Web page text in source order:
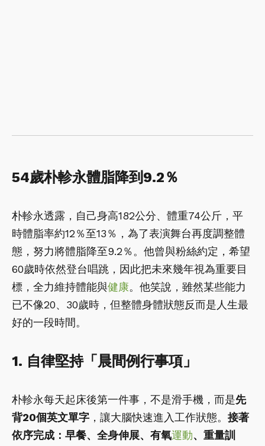
54歲朴軫永體脂降到9.2％
朴軫永透露，自己身高182公分、體重74公斤，平
時體脂率約12％至13％，為了表演舞台再度調整體
態，努力將體脂降至9.2％。他曾與粉絲約定，希望
60歲時依然登台唱跳，因此把未來幾年視為重要目
標，全力維持體能與健康。他笑說，雖然某些能力
已不像20、30歲時，但整體身體狀態反而是人生最
好的一段時間。
1. 自律堅持「晨間例行事項」
朴軫永每天起床後第一件事，不是滑手機，而是先
背20個英文單字 ，讓大腦快速進入工作狀態。 接著
依序完成：早餐、全身伸展、有氧運動、重量訓